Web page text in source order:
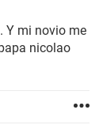
Y mi novio me
nicolao